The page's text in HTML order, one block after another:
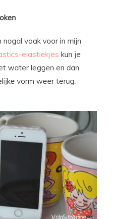
vaak voor in mijn
elastiekjes kun je
water leggen en dan
vorm weer terug.